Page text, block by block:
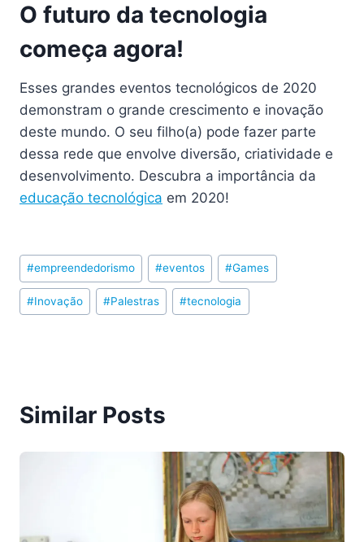
O futuro da tecnologia
começa agora!
Esses grandes eventos tecnológicos de 2020
demonstram o grande crescimento e inovação
deste mundo. O seu filho(a) pode fazer parte
dessa rede que envolve diversão, criatividade e
desenvolvimento. Descubra a importância da
educação tecnológica em 2020!
Post
Tags:
#empreendedorismo #eventos #Games
#Inovação #Palestras #tecnologia
Similar Posts